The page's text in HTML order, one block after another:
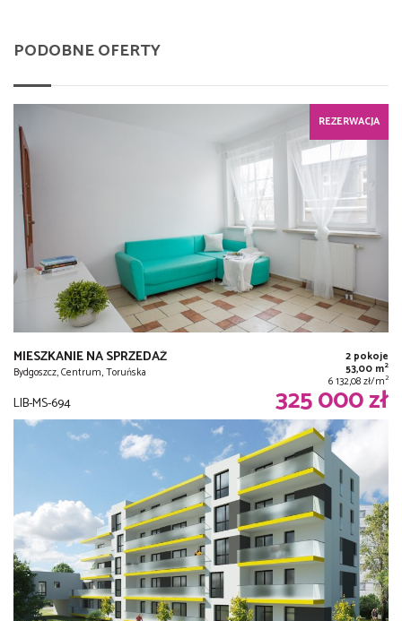
PODOBNE OFERTY
REZERWACJA
MIESZKANIE NA SPRZEDAŻ
Bydgoszcz, Centrum, Toruńska
2 pokoje
53,00 m2
6 132,08 zł/m2
LIB-MS-694 325 000 zł